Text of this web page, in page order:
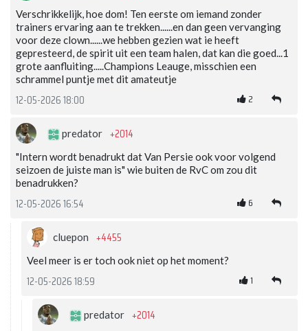
Verschrikkelijk, hoe dom! Ten eerste om iemand zonder
trainers ervaring aan te trekken......en dan geen vervanging
voor deze clown......we hebben gezien wat ie heeft
gepresteerd, de spirit uit een team halen, dat kan die goed...1
grote aanfluiting.....Champions Leauge, misschien een
schrammel puntje met dit amateutje
12-05-2026 18:00 2
predator +2014
"Intern wordt benadrukt dat Van Persie ook voor volgend
seizoen de juiste man is" wie buiten de RvC om zou dit
benadrukken?
12-05-2026 16:54 6
cluepon +4455
Veel meer is er toch ook niet op het moment?
12-05-2026 18:59 1
predator +2014